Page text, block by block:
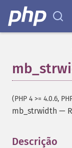
(PHP 4 >= 4.0.6,
mb_strwidth —
Descrição